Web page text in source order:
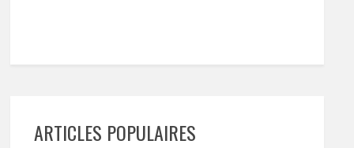
ARTICLES POPULAIRES